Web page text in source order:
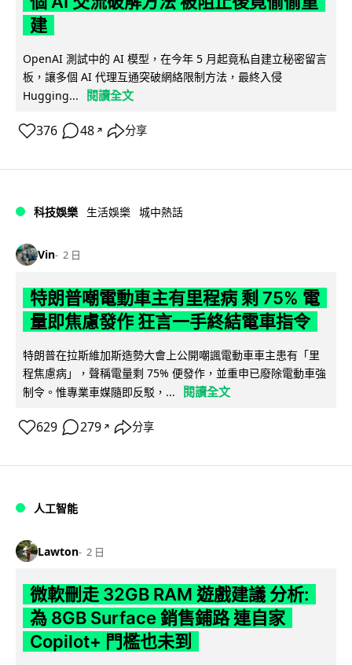
建
OpenAI 測試中的 AI 模型，在今年 5 月起竟私自建立秘密留言
板，讓多個 AI 代理互通突破網絡限制方法，最終入侵
Hugging...
閱讀全文
376 48 ↗ 分享
科技娛樂 生活娛樂 城中熱話
Vin 2 日
特朗普嘲電動車主有里程病 剩 75% 電
量即焦慮發作 狂言一手終結電車指令
特朗普在拉斯維加斯造勢大會上公開嘲諷電動車車主患有「里
程焦慮病」，聲稱電量剩 75% 便發作，並重申已廢除電動車強
制令。惟專業車媒隨即反駁，...
閱讀全文
629 279 ↗ 分享
人工智能
Lawton 2 日
微軟刪走 32GB RAM 遊戲建議 分析:
為 8GB Surface 銷售鋪路 連自家
Copilot+ 門檻也未到